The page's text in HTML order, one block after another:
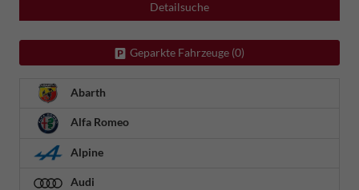
Detailsuche
Geparkte Fahrzeuge (0)
Abarth
Alfa Romeo
Alpine
Audi